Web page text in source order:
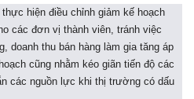
hiện điều chỉnh giảm kế hoạch
các đơn vị thành viên, tránh việc
doanh thu bán hàng làm gia tăng áp
cũng nhằm kéo giãn tiến độ các
các nguồn lực khi thị trường có dấu